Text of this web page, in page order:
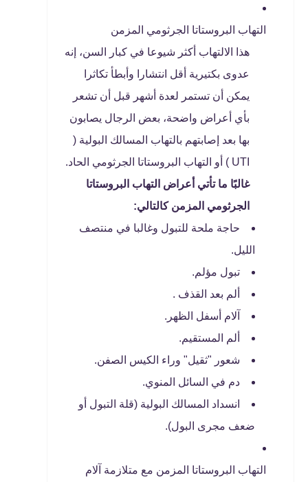
التهاب البروستاتا الجرثومي المزمن
هذا الالتهاب أكثر شيوعا في كبار السن، إنه
عدوى بكتيرية أقل انتشارا وأبطأ تكاثرا
يمكن أن تستمر لعدة أشهر قبل أن تشعر
بأي أعراض واضحة، بعض الرجال يصابون
بها بعد إصابتهم بالتهاب المسالك البولية (
UTI ) أو التهاب البروستاتا الجرثومي الحاد.
غالبًا ما تأتي أعراض التهاب البروستاتا
الجرثومي المزمن كالتالي:
حاجة ملحة للتبول وغالبا في منتصف
الليل.
تبول مؤلم.
ألم بعد القذف .
آلام أسفل الظهر.
ألم المستقيم.
شعور "ثقيل" وراء الكيس الصفن.
دم في السائل المنوي.
انسداد المسالك البولية (قلة التبول أو
ضعف مجرى البول).
التهاب البروستاتا المزمن مع متلازمة آلام